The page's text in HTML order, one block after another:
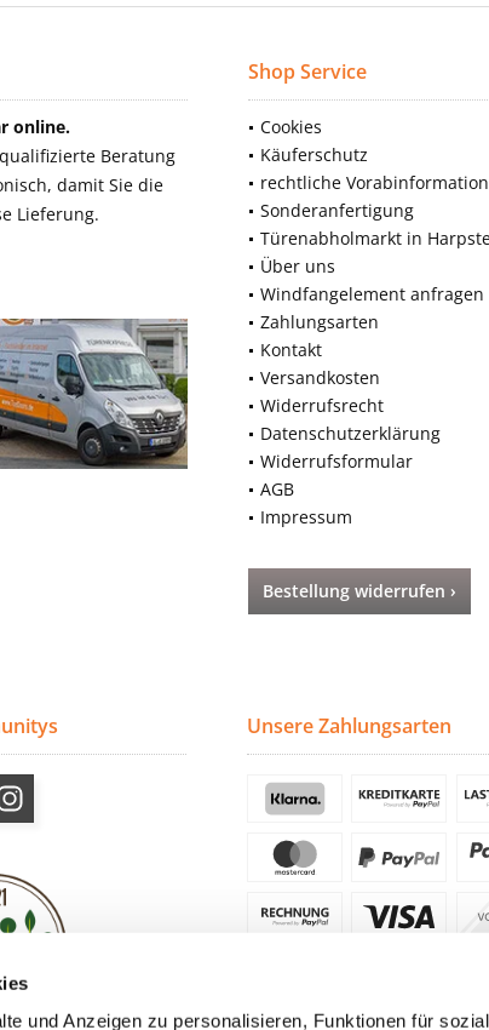
und Anzeigen zu personalisieren, Funktionen für
online.
Beratung
damit Sie die
Lieferung.
Shop Service
Cookies
Käuferschutz
rechtliche
Sonderanfertigung
Türenabholmarkt in
Über uns
Windfangelement anfragen
Zahlungsarten
Kontakt
Versandkosten
Widerrufsrecht
Datenschutzerklärung
Widerrufsformular
AGB
Impressum
Bestellung widerrufen ›
Unsere Zahlungsarten